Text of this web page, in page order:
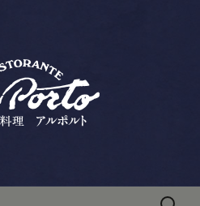
イタリアン「リ
ルポルト」の新
理店です。上質な空
ト、接待にもおすす
新情報やお料理教室
検